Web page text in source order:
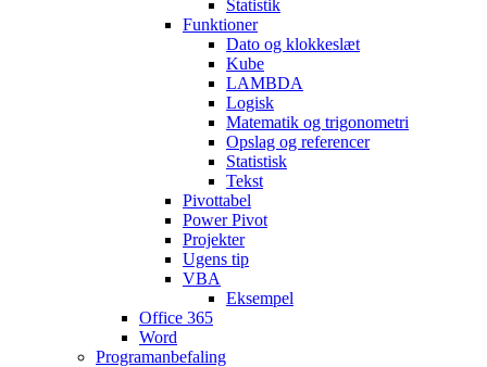
Statistik
Funktioner
Dato og klokkeslæt
Kube
LAMBDA
Logisk
Matematik og trigonometri
Opslag og referencer
Statistisk
Tekst
Pivottabel
Power Pivot
Projekter
Ugens tip
VBA
Eksempel
Office 365
Word
Programanbefaling